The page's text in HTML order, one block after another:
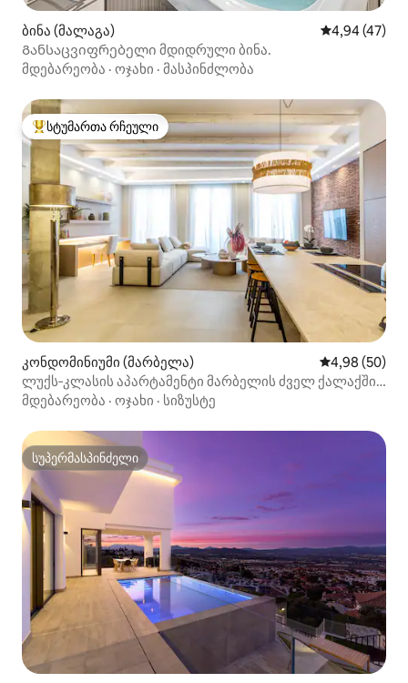
ბინა (მალაგა) საშუალო
4,94 (47)
Განსაცვიფრებელი მდიდრული ბინა.
მდებარეობა · ოჯახი · მასპინძლობა
სტუმართა რჩეული მოწინავე ვარიანტი
სტუმართა რჩეული
კონდომინიუმი (მარბელა) საშუალო
4,98 (50)
ლუქს‑კლასის აპარტამენტი მარბელის ძველ ქალაქში,
Seis Lun...
მდებარეობა · ოჯახი · სიზუსტე
სუპერმასპინძელი
სუპერმასპინძელი